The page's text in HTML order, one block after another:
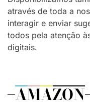
através de toda a
interagir e enviar
todos pela atenção
digitais.
AMAZON